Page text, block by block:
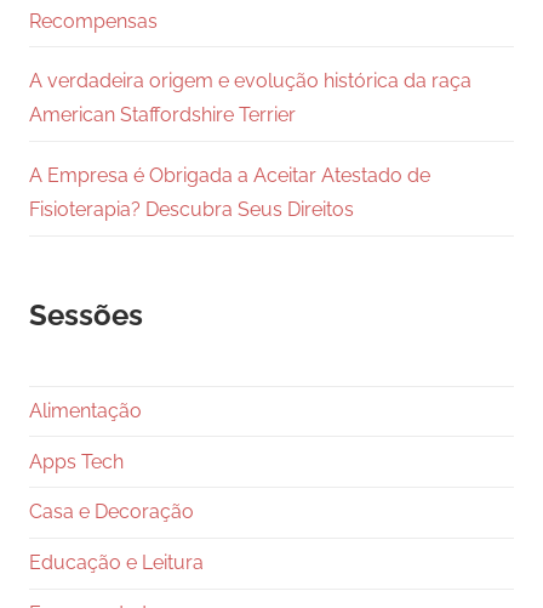
Recompensas
A verdadeira origem e evolução histórica da raça
American Staffordshire Terrier
A Empresa é Obrigada a Aceitar Atestado de
Fisioterapia? Descubra Seus Direitos
Sessões
Alimentação
Apps Tech
Casa e Decoração
Educação e Leitura